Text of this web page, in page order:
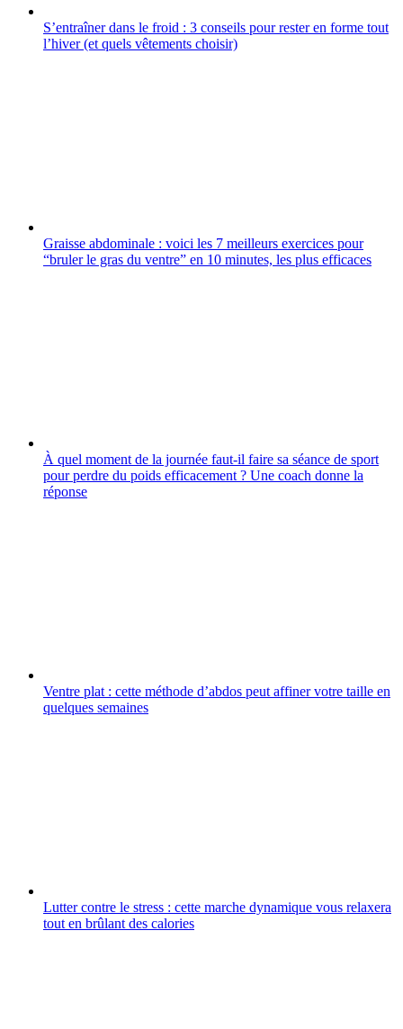
S’entraîner dans le froid : 3 conseils pour rester en forme tout
l’hiver (et quels vêtements choisir)
Graisse abdominale : voici les 7 meilleurs exercices pour
“bruler le gras du ventre” en 10 minutes, les plus efficaces
À quel moment de la journée faut-il faire sa séance de sport
pour perdre du poids efficacement ? Une coach donne la
réponse
Ventre plat : cette méthode d’abdos peut affiner votre taille en
quelques semaines
Lutter contre le stress : cette marche dynamique vous relaxera
tout en brûlant des calories